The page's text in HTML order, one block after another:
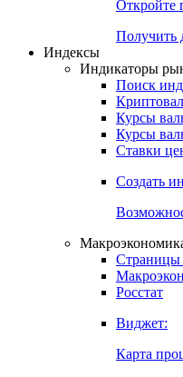
Откройте
Получить
Индексы
Индикаторы
Поиск
Курсы
Курсы
Ставки
Создать
Страницы
Росстат
Виджет:
Карта